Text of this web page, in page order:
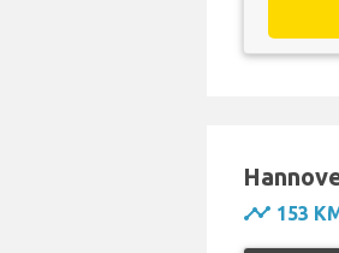
timeline 153